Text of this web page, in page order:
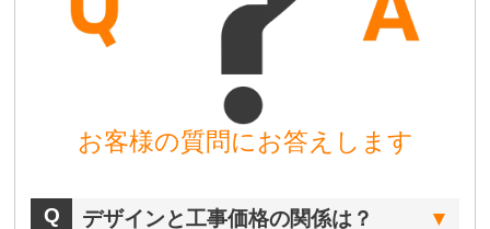
お客様の質問にお答えします
デザインと工事価格の関係は？